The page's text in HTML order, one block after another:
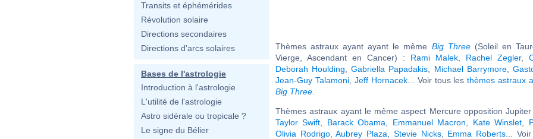
Transits et éphémérides
Révolution solaire
Directions secondaires
Directions d'arcs solaires
Bases de l'astrologie
Introduction à l'astrologie
L'utilité de l'astrologie
Astro sidérale ou tropicale ?
Le signe du Bélier
Thèmes astraux ayant ayant le même Big Three(Soleil en
Vierge, Ascendant en Cancer) : Rami Malek Rachel Zegler,
Deborah Houlding ,Gabriella Papadakis Michael Barrymore,
Jean-Guy Talamoni, Jeff Hornacek... Voir tous lesthèmes astraux
Big Three
Thèmes astraux ayant le même aspect Mercure opposition
Taylor Swift
Barack Obama Emmanuel Macron Kate Winslet
Olivia Rodrigo,Aubrey Plaza Stevie Nicks, Emma Roberts...